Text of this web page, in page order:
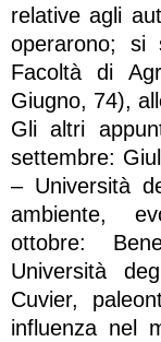
relative agli
operarono; si
Facoltà di
Giugno, 74),
Gli altri
settembre:
– Università
ambiente,
ottobre:
Università
Cuvier,
influenza nel